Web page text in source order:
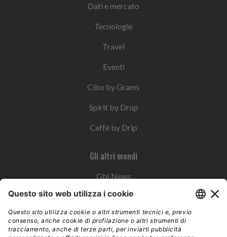
Dati e mercato
Tecnologie
Travel
Eventi
Cibo by Grams
Spirit by Drop
Caffè by Drip
Gli altri mondi
Gbi News
Instoremag
Esplora il gruppo